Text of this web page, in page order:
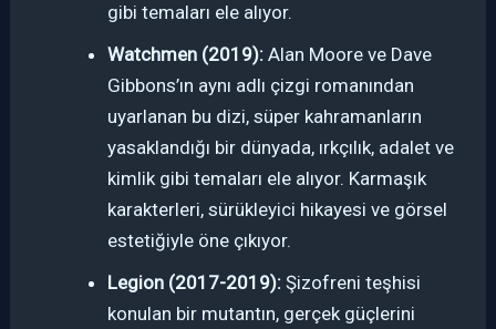
gibi temaları ele alıyor.
Watchmen (2019): Alan Moore ve Dave
Gibbons’ın aynı adlı çizgi romanından
uyarlanan bu dizi, süper kahramanların
yasaklandığı bir dünyada, ırkçılık, adalet ve
kimlik gibi temaları ele alıyor. Karmaşık
karakterleri, sürükleyici hikayesi ve görsel
estetiğiyle öne çıkıyor.
Legion (2017-2019): Şizofreni teşhisi
konulan bir mutantın, gerçek güçlerini